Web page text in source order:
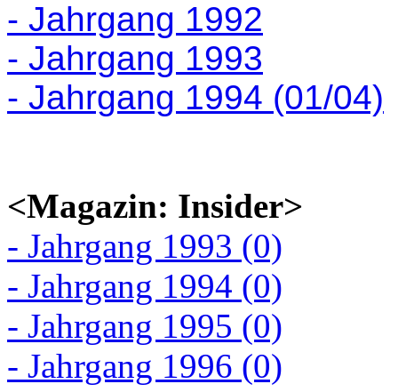
- Jahrgang 1992
- Jahrgang 1993
- Jahrgang 1994 (01/04)
<Magazin: Insider>
- Jahrgang 1993 (0)
- Jahrgang 1994 (0)
- Jahrgang 1995 (0)
- Jahrgang 1996 (0)